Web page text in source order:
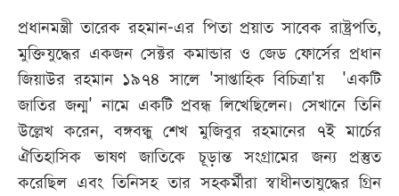
প্রধানমন্ত্রী তারেক রহমান-এর পিতা প্রয়াত সাবেক রাষ্ট্রপতি,
মুক্তিযুদ্ধের একজন সেক্টর কমান্ডার ও জেড ফোর্সের প্রধান
জিয়াউর রহমান ১৯৭৪ সালে 'সাপ্তাহিক বিচিত্রা'য় 'একটি
জাতির জন্ম' নামে একটি প্রবন্ধ লিখেছিলেন। সেখানে তিনি
উল্লেখ করেন, বঙ্গবন্ধু শেখ মুজিবুর রহমানের ৭ই মার্চের
ঐতিহাসিক ভাষণ জাতিকে চূড়ান্ত সংগ্রামের জন্য প্রস্তুত
করেছিল এবং তিনিসহ তার সহকর্মীরা স্বাধীনতাযুদ্ধের গ্রিন